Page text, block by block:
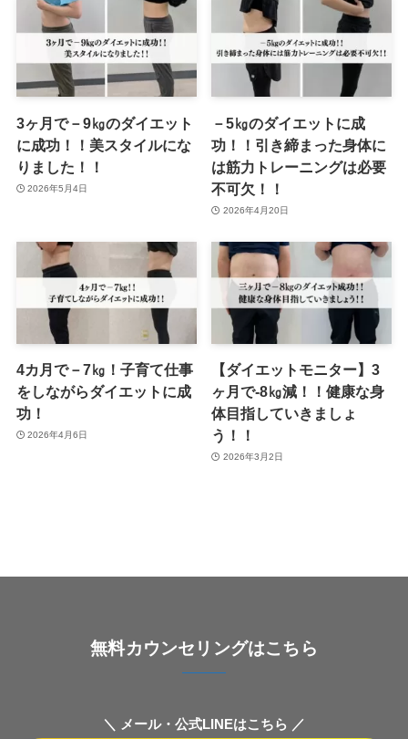
3ヶ月で－9㎏のダイエット
に成功！！美スタイルにな
りました！！
2026年5月4日
－5㎏のダイエットに成
功！！引き締まった身体に
は筋力トレーニングは必要
不可欠！！
2026年4月20日
4カ月で－7㎏！子育て仕事
をしながらダイエットに成
功！
2026年4月6日
【ダイエットモニター】3
ヶ月で-8㎏減！！健康な身
体目指していきましょ
う！！
2026年3月2日
無料カウンセリングはこちら
＼ メール・公式LINEはこちら ／